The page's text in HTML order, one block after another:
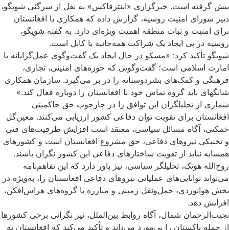
پیش گرفته است. خبرگزاری «اینترفاکس» به نقل از سرگئی شویگو،
دبیر شورای امنیت روسیه، گزارش داده که همکاری با افغانستان
برای امنیت و ثبات منطقه اهمیت ویژه‌ای دارد. به گفته شویگو،
روسیه در پی ایجاد یک شراکت همه‌جانبه با کابل است.
شویگو تأکید کرد: «مسکو در حال ایجاد یک گفت‌وگوی عمل‌گرایانه با
امارت اسلامی است؛ گفت‌وگویی که حوزه‌های امنیتی، تجاری،
فرهنگی و کمک‌های بشردوستانه را در بر می‌گیرد. سازمان همکاری
شانگهای باید گروه تماس خود با افغانستان را دوباره فعال کند.»
شماری از تحلیلگران این توافق را در چارچوب حق حاکمیتی
افغانستان برای تقویت توان دفاعی کشور ارزیابی می‌کنند. معین‌گل
څمکنی، آگاه مسائل سیاسی، معتقد است افزایش ظرفیت‌های فنی
و تخنیکی نیروهای دفاعی، حق مشروع افغانستان است و کشورهای
همسایه نباید از تقویت ساختارهای دفاعی این کشور نگران باشند.
روح‌الله هوتک، تحلیلگر سیاسی، نیز باور دارد که این تفاهم‌نامه
می‌تواند توانایی‌های عملیاتی نیروهای دفاعی افغانستان را، به‌ویژه در
بخش هوانوردی، حمل‌ونقل زمینی و مبارزه با گروه‌های هراس‌افکن،
افزایش دهد.
نجیب‌الرحمان شمال، آگاه روابط بین‌الملل، نیز نگرانی برخی کشورها
از جمله پاکستان را بی‌مورد می‌داند و تأکید می‌کند که افغانستان به